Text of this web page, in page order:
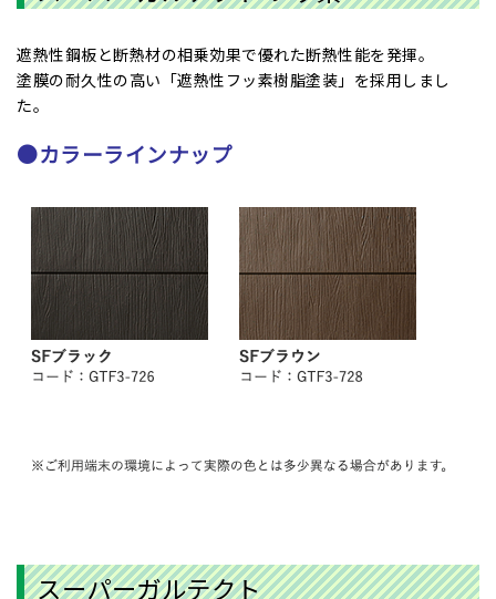
遮熱性鋼板と断熱材の相乗効果で優れた断熱性能を発揮。
塗膜の耐久性の高い「遮熱性フッ素樹脂塗装」を採用しまし
た。
●カラーラインナップ
スーパーガルテクト